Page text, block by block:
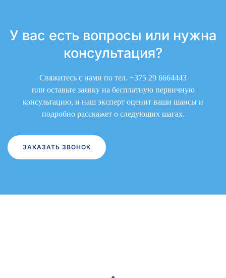
У вас есть вопросы или нужна
консультация?
Свяжитесь с нами по тел. +375 29 6664443
или оставьте заявку на бесплатную первичную
консультацию, и наш эксперт оценит ваши шансы и
подробно расскажет о следующих шагах.
ЗАКАЗАТЬ ЗВОНОК